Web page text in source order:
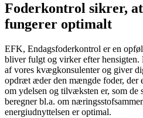
Foderkontrol sikrer,
fungerer optimalt
EFK, Endagsfoderkontrol er en
bliver fulgt og virker efter hensigten.
af vores kvægkonsulenter og giver
opdræt æder den mængde foder, der
om ydelsen og tilvæksten er, som
beregner bl.a. om
energiudnyttelsen er optimal.